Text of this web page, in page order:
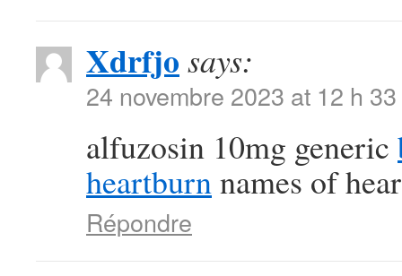
Xdrfjo says:
24 novembre 2023 at 12 h
alfuzosin 10mg generic
heartburnnames of
Répondre